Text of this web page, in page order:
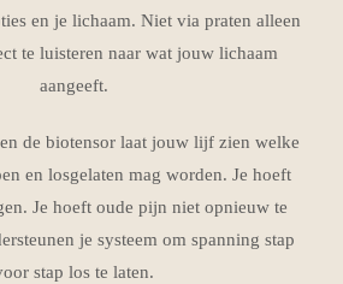
en je lichaam. Niet via praten alleen
te luisteren naar wat jouw lichaam
aangeeft.
de biotensor laat jouw lijf zien welke
en losgelaten mag worden. Je hoeft
Je hoeft oude pijn niet opnieuw te
je systeem om spanning stap
stap los te laten.